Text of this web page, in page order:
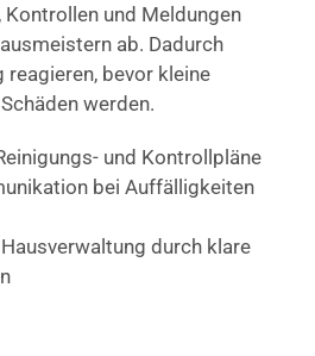
Kontrollen und Meldungen
ab. Dadurch
bevor kleine
werden.
und Kontrollpläne
bei Auffälligkeiten
durch klare